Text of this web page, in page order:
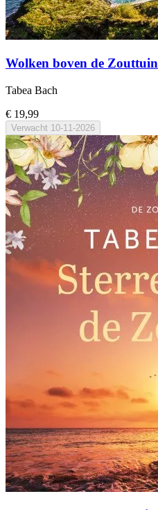
Wolken boven de Zouttuin
Tabea Bach
€ 19,99
Verwacht 10-11-2026